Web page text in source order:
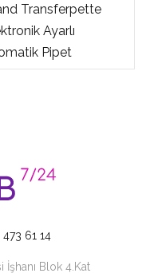
Transferpette
Ayarlı
Pipet
61 14
Blok 4.Kat